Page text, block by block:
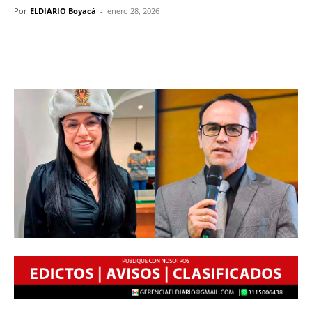
Por ELDIARIO Boyacá - enero 28, 2026